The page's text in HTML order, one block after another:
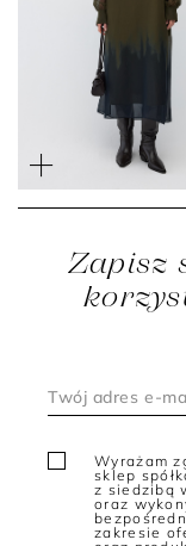
Jedwabna midi
rozcięciami po
Zapisz
Wyrażam
sklep
z siedzibą
oraz
zakresie